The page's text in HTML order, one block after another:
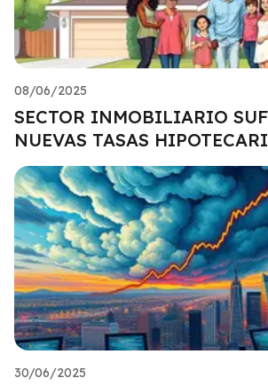
08/06/2025
SECTOR INMOBILIARIO
NUEVAS TASAS
30/06/2025